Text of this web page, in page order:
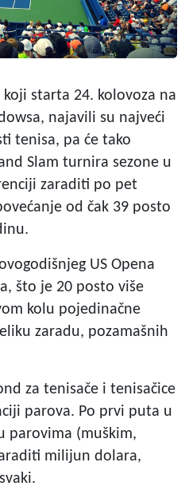
starta 24. kolovoza na
najavili su najveći
tenisa, pa će tako
Slam turnira sezone u
zaraditi po pet
od čak 39 posto
US Opena
što je 20 posto više
kolu pojedinačne
zaradu, pozamašnih
za tenisače i tenisačice
parova. Po prvi puta u
parovima (muškim,
milijun dolara,